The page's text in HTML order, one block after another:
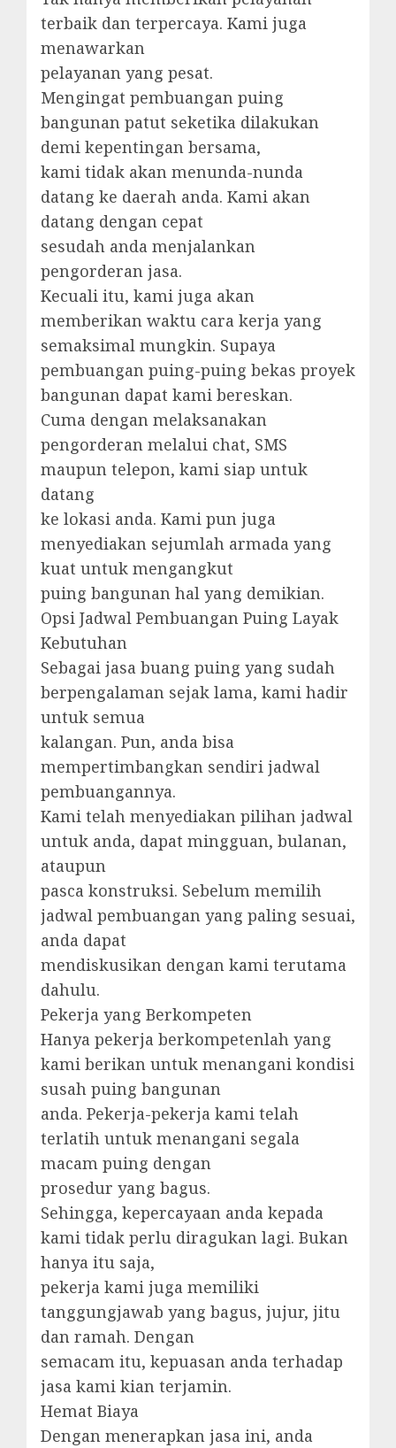
terbaik dan terpercaya. Kami juga
menawarkan
pelayanan yang pesat.
Mengingat pembuangan puing
bangunan patut seketika dilakukan
demi kepentingan bersama,
kami tidak akan menunda-nunda
datang ke daerah anda. Kami akan
datang dengan cepat
sesudah anda menjalankan
pengorderan jasa.
Kecuali itu, kami juga akan
memberikan waktu cara kerja yang
semaksimal mungkin. Supaya
pembuangan puing-puing bekas proyek
bangunan dapat kami bereskan.
Cuma dengan melaksanakan
pengorderan melalui chat, SMS
maupun telepon, kami siap untuk
datang
ke lokasi anda. Kami pun juga
menyediakan sejumlah armada yang
kuat untuk mengangkut
puing bangunan hal yang demikian.
Opsi Jadwal Pembuangan Puing Layak
Kebutuhan
Sebagai jasa buang puing yang sudah
berpengalaman sejak lama, kami hadir
untuk semua
kalangan. Pun, anda bisa
mempertimbangkan sendiri jadwal
pembuangannya.
Kami telah menyediakan pilihan jadwal
untuk anda, dapat mingguan, bulanan,
ataupun
pasca konstruksi. Sebelum memilih
jadwal pembuangan yang paling sesuai,
anda dapat
mendiskusikan dengan kami terutama
dahulu.
Pekerja yang Berkompeten
Hanya pekerja berkompetenlah yang
kami berikan untuk menangani kondisi
susah puing bangunan
anda. Pekerja-pekerja kami telah
terlatih untuk menangani segala
macam puing dengan
prosedur yang bagus.
Sehingga, kepercayaan anda kepada
kami tidak perlu diragukan lagi. Bukan
hanya itu saja,
pekerja kami juga memiliki
tanggungjawab yang bagus, jujur, jitu
dan ramah. Dengan
semacam itu, kepuasan anda terhadap
jasa kami kian terjamin.
Hemat Biaya
Dengan menerapkan jasa ini, anda